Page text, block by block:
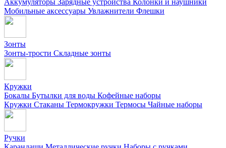
Аккумуляторы Зарядные устройства Колонки и наушники
Мобильные аксессуары Увлажнители Флешки
Зонты
Зонты-трости Складные зонты
Кружки
Бокалы Бутылки для воды Кофейные наборы
Кружки Стаканы Термокружки Термосы Чайные наборы
Ручки